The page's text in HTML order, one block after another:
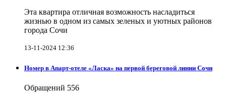
Эта квартира отличная возможность насладиться
жизнью в одном из самых зеленых и уютных районов
города Сочи
13-11-2024 12:36
Номер в Апарт-отеле «Ласка» на первой береговой линии Сочи
Обращений 556